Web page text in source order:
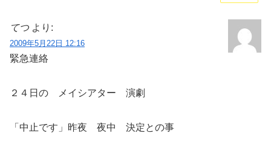
てつ より:
2009年5月22日 12:16
緊急連絡
２４日の メイシアター 演劇
「中止です」昨夜 夜中 決定との事